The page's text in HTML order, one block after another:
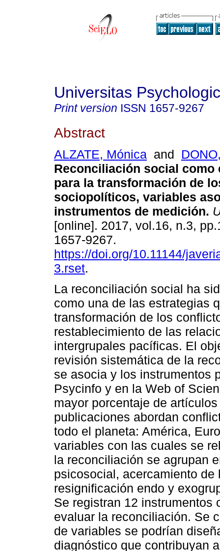
Universitas
Print version ISSN 1657-9267
Abstract
ALZATE, Mónica and
Reconciliación social como
para la transformación de
sociopolíticos, variables
instrumentos de medición.
[online]. 2017, vol.16, n.3,
1657-9267.
https://doi.org/10.11144/
3.rset.
La reconciliación social ha
como una de las estrategias
transformación de los
restablecimiento de las
intergrupales pacíficas. El
revisión sistemática de la
se asocia y los instrumentos
Psycinfo y en la Web of
mayor porcentaje de
publicaciones abordan
todo el planeta: América,
variables con las cuales se
la reconciliación se agrupan
psicosocial, acercamiento de
resignificación endo y
Se registran 12 instrumentos
evaluar la reconciliación. Se
de variables se podrían
diagnóstico que contribuyan